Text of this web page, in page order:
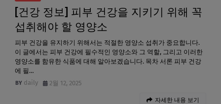
[건강 정보] 피부 건강을 지키기 위해 꼭
섭취해야 할 영양소
피부 건강을 유지하기 위해서는 적절한 영양소 섭취가 중요합니다.
이 글에서는 피부 건강에 필수적인 영양소와 그 역할, 그리고 이러한
영양소를 함유한 식품에 대해 알아보겠습니다. 목차 서론 피부 건강
에 필…
daily
2월 12, 2025
자세한 내용 보기